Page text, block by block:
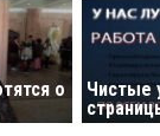
о
Чистые